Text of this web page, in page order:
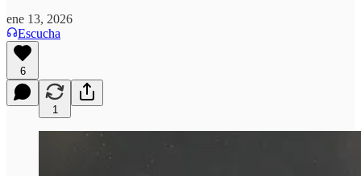
ene 13, 2026
Escucha
6
1